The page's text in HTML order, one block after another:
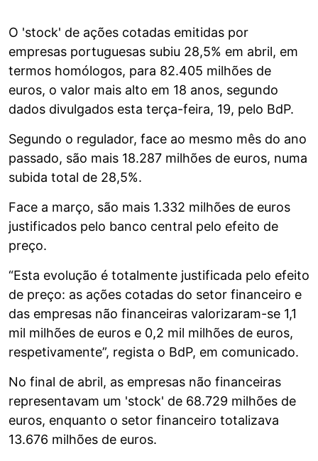
O 'stock' de ações cotadas emitidas por
empresas portuguesas subiu 28,5% em abril, em
termos homólogos, para 82.405 milhões de
euros, o valor mais alto em 18 anos, segundo
dados divulgados esta terça-feira, 19, pelo BdP.
Segundo o regulador, face ao mesmo mês do ano
passado, são mais 18.287 milhões de euros, numa
subida total de 28,5%.
Face a março, são mais 1.332 milhões de euros
justificados pelo banco central pelo efeito de
preço.
“Esta evolução é totalmente justificada pelo efeito
de preço: as ações cotadas do setor financeiro e
das empresas não financeiras valorizaram-se 1,1
mil milhões de euros e 0,2 mil milhões de euros,
respetivamente”, regista o BdP, em comunicado.
No final de abril, as empresas não financeiras
representavam um 'stock' de 68.729 milhões de
euros, enquanto o setor financeiro totalizava
13.676 milhões de euros.